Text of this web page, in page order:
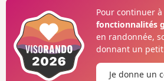
Pour continuer
fonctionnalités
en randonnée,
donnant un
Je donne un